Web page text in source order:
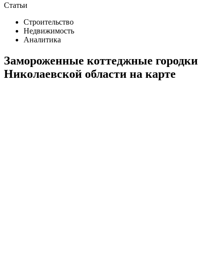
Статьи
Строительство
Недвижимость
Аналитика
Замороженные коттеджные городки
Николаевской области на карте